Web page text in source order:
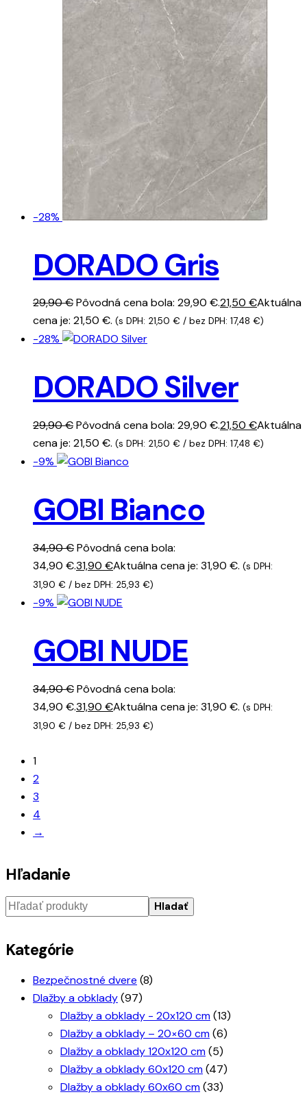
-28%
DORADO Gris
29,90€Pôvodná cena bola: 29,90 €.21,50 €Aktuálna
cena je: 21,50 €. (s DPH: 21,50 € / bez DPH: 17,48 €)
-28%
DORADO Silver
29,90€Pôvodná cena bola: 29,90 €.21,50 €Aktuálna
cena je: 21,50 €. (s DPH: 21,50 € / bez DPH: 17,48 €)
-9%
GOBI Bianco
34,90€Pôvodná cena bola:
34,90 €.31,90 €Aktuálna cena je: 31,90 €. (s DPH:
31,90 € / bez DPH: 25,93 €)
-9%
GOBI NUDE
34,90€Pôvodná cena bola:
34,90 €.31,90 €Aktuálna cena je: 31,90 €. (s DPH:
31,90 € / bez DPH: 25,93 €)
1
2
3
4
→
Hľadanie
Hladať
Kategórie
Bezpečnostné dvere (8)
Dlažby a obklady(97)
Dlažby a obklady - 20x120 cm(13)
Dlažby a obklady – 20×60 cm(6)
Dlažby a obklady 120x120 cm(5)
Dlažby a obklady 60x120 cm(47)
Dlažby a obklady 60x60 cm(33)